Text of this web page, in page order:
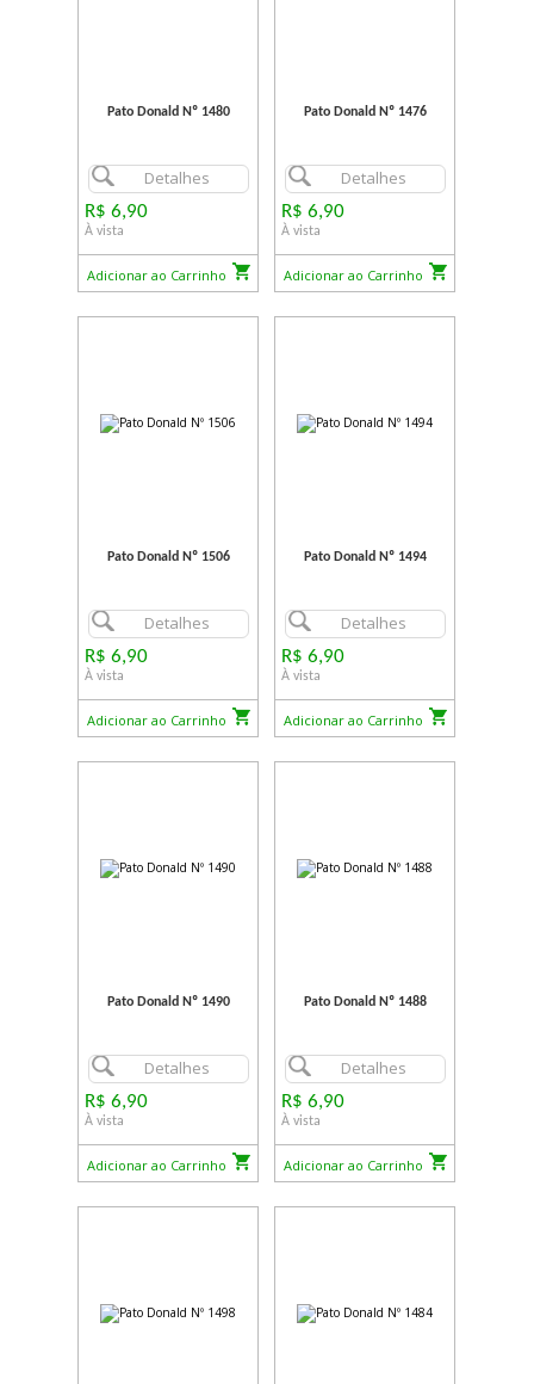
Pato Donald Nº 1480
Detalhes
R$ 6,90
À vista
Adicionar ao Carrinho
Pato Donald Nº 1476
Detalhes
R$ 6,90
À vista
Adicionar ao Carrinho
Pato Donald Nº 1506
Detalhes
R$ 6,90
À vista
Adicionar ao Carrinho
Pato Donald Nº 1494
Detalhes
R$ 6,90
À vista
Adicionar ao Carrinho
Pato Donald Nº 1490
Detalhes
R$ 6,90
À vista
Adicionar ao Carrinho
Pato Donald Nº 1488
Detalhes
R$ 6,90
À vista
Adicionar ao Carrinho